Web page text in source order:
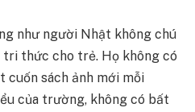
như người Nhật không chú
thức cho trẻ. Họ không có
cuốn sách ảnh mới mỗi
của trường, không có bất